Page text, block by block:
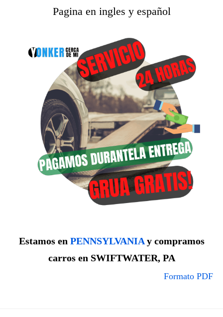
Pagina en ingles y español
Estamos en PENNSYLVANIAy compramos
carros en SWIFTWATER, PA
Formato PDF